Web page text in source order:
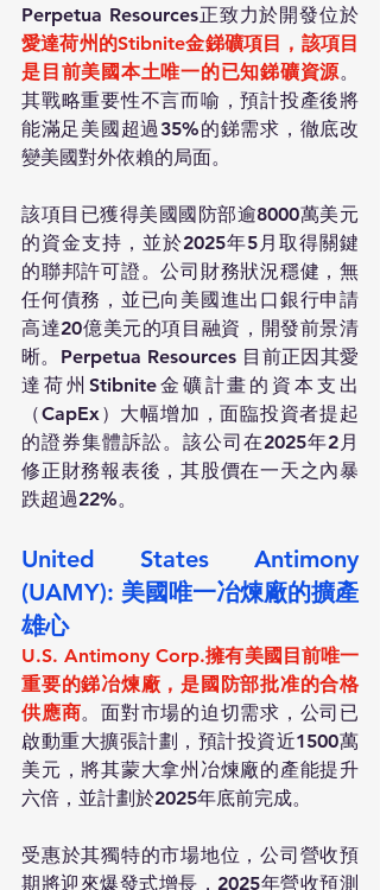
Perpetua Resources正致力於開發位於
愛達荷州的Stibnite金銻礦項目，該項目
是目前美國本土唯一的已知銻礦資源。
其戰略重要性不言而喻，預計投產後將
能滿足美國超過35%的銻需求，徹底改
變美國對外依賴的局面。
該項目已獲得美國國防部逾8000萬美元
的資金支持，並於2025年5月取得關鍵
的聯邦許可證。公司財務狀況穩健，無
任何債務，並已向美國進出口銀行申請
高達20億美元的項目融資，開發前景清
晰。Perpetua Resources 目前正因其愛
達荷州Stibnite金礦計畫的資本支出
（CapEx）大幅增加，面臨投資者提起
的證券集體訴訟。該公司在2025年2月
修正財務報表後，其股價在一天之內暴
跌超過22%。
United States Antimony
(UAMY): 美國唯一冶煉廠的擴產
雄心
U.S. Antimony Corp.擁有美國目前唯一
重要的銻冶煉廠，是國防部批准的合格
供應商。面對市場的迫切需求，公司已
啟動重大擴張計劃，預計投資近1500萬
美元，將其蒙大拿州冶煉廠的產能提升
六倍，並計劃於2025年底前完成。
受惠於其獨特的市場地位，公司營收預
期將迎來爆發式增長，2025年營收預測